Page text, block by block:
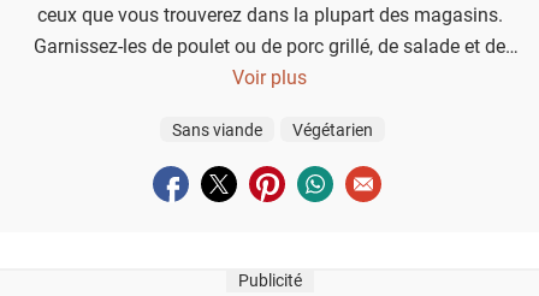
ceux que vous trouverez dans la plupart des magasins.
Garnissez-les de poulet ou de porc grillé, de salade et de
tzatziki, pour un kebab fait maison.
Voir plus
Sans viande Végétarien
Partager sur facebook
Partager sur twitter
Partager sur pinterest
Partager sur whatsapp
Envoyer à un ami
Publicité